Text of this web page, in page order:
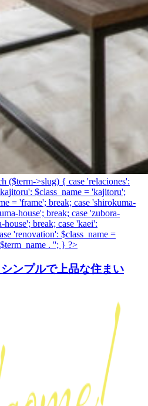
($term->slug) { case 'relaciones':
$class_name = 'kajitoru';
= 'frame'; break; case 'shirokuma-
house'; break; case 'zubora-
house'; break; case 'kaei':
'renovation': $class_name =
. ''; } ?>
ンプルで上品な住まい